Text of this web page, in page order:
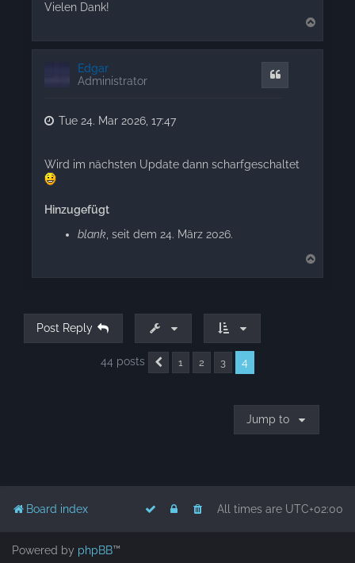
Vielen Dank!
p
Edgar
Administrator
Tue 24. Mar 2026, 17:47
Wird im nächsten Update dann scharfgeschaltet
Hinzugefügt
blank , seit dem 24. März 2026.
Post Reply
44 posts Previous
1 2 3 4
Jump to
Board index All times are UTC+02:00
Powered by phpBB™